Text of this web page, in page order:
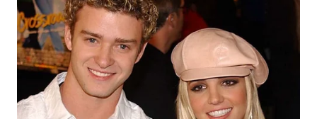
SERDANG
WN
TEBING
TINGGI
WN